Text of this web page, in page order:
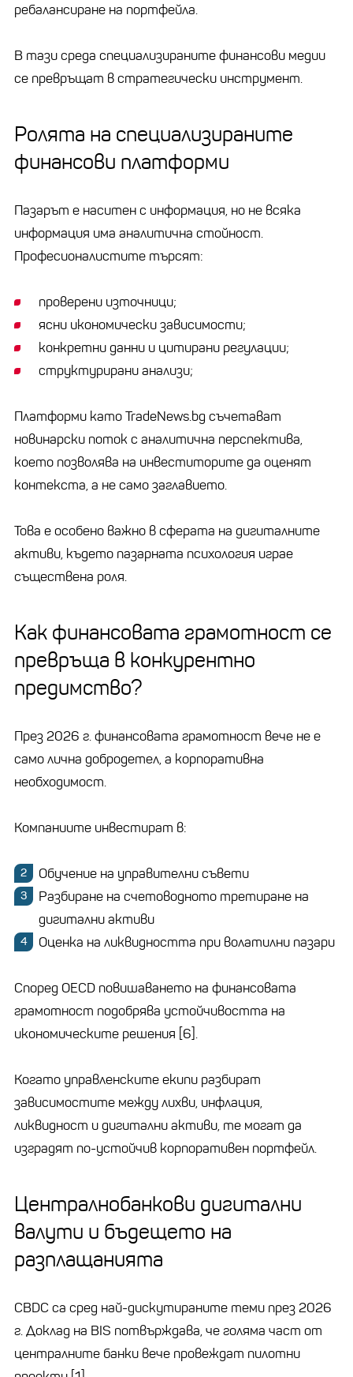
ребалансиране на портфейла.
В тази среда специализираните финансови медии
се превръщат в стратегически инструмент.
Ролята на специализираните
финансови платформи
Пазарът е наситен с информация, но не всяка
информация има аналитична стойност.
Професионалистите търсят:
проверени източници;
ясни икономически зависимости;
конкретни данни и цитирани регулации;
структурирани анализи;
Платформи като TradeNews.bg съчетават
новинарски поток с аналитична перспектива,
което позволява на инвеститорите да оценят
контекста, а не само заглавието.
Това е особено важно в сферата на дигиталните
активи, където пазарната психология играе
съществена роля.
Как финансовата грамотност се
превръща в конкурентно
предимство?
През 2026 г. финансовата грамотност вече не е
само лична добродетел, а корпоративна
необходимост.
Компаниите инвестират в:
Обучение на управителни съвети
Разбиране на счетоводното третиране на
дигитални активи
Оценка на ликвидността при волатилни пазари
Според OECD повишаването на финансовата
грамотност подобрява устойчивостта на
икономическите решения [6].
Когато управленските екипи разбират
зависимостите между лихви, инфлация,
ликвидност и дигитални активи, те могат да
изградят по-устойчив корпоративен портфейл.
Централнобанкови дигитални
валути и бъдещето на
разплащанията
CBDC са сред най-дискутираните теми през 2026
г. Доклад на BIS потвърждава, че голяма част от
централните банки вече провеждат пилотни